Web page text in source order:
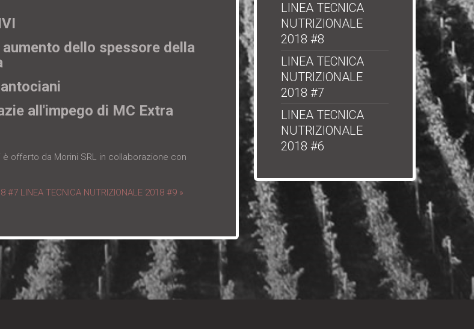
dello spessore della
all'impego di MC Extra
è offerto da Morini SRL in collaborazione con
#7 LINEA TECNICA NUTRIZIONALE 2018 #9 »
LINEA TECNICA
NUTRIZIONALE
2018 #8
LINEA TECNICA
NUTRIZIONALE
2018 #7
LINEA TECNICA
NUTRIZIONALE
2018 #6